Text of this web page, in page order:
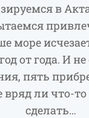
в
море
от года. И
пять
вряд ли что-
сделать…